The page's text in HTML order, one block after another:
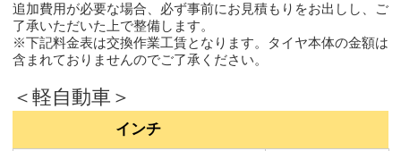
追加費用が必要な場合、必ず事前にお見積もりをお出しし、ご
了承いただいた上で整備します。
※下記料金表は交換作業工賃となります。タイヤ本体の金額は
含まれておりませんのでご了承ください。
＜軽自動車＞
インチ